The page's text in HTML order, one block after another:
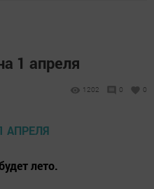
1 апреля
1202 0 0
лето.